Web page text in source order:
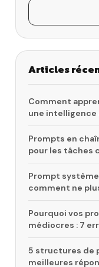
Articles
Comment
une
Prompts en
pour les tâches
Prompt
comment ne
Pourquoi vos
médiocres : 7
5 structures de
meilleures